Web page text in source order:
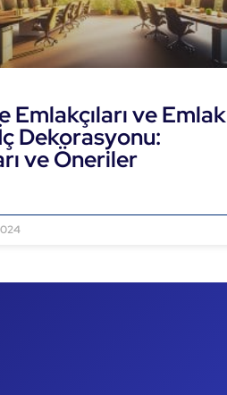
Emlakçıları ve Emlak
Dekorasyonu:
ve Öneriler